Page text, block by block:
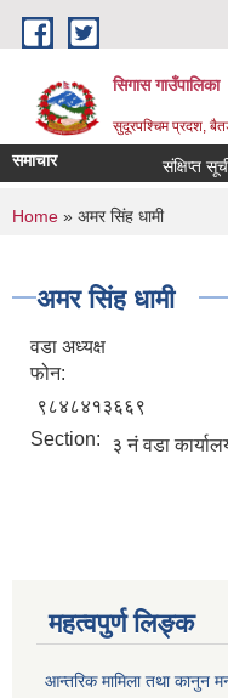
Skip to main content
सिगास गाउँपालिका
सुदूरपश्चिम प्रदश,
समाचार संक्षिप्त
You are here
Home » अमर सिंह धामी
अमर सिंह धामी
वडा अध्यक्ष
फोन:
९८४८४१३६६९
Section:
३ नं वडा
महत्वपुर्ण लिङ्क
आन्तरिक मामिला तथा कानुन